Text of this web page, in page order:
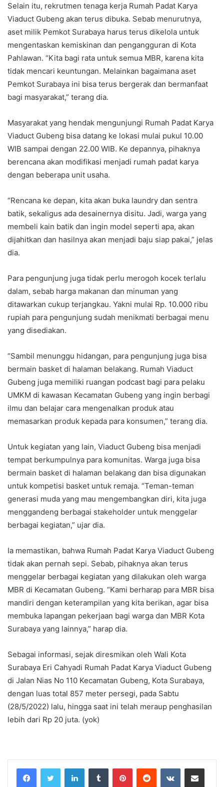
Selain itu, rekrutmen tenaga kerja Rumah Padat Karya
Viaduct Gubeng akan terus dibuka. Sebab menurutnya,
aset milik Pemkot Surabaya harus terus dikelola untuk
mengentaskan kemiskinan dan pengangguran di Kota
Pahlawan. “Kita bagi rata untuk semua MBR, karena kita
tidak mencari keuntungan. Melainkan bagaimana aset
Pemkot Surabaya ini bisa terus bergerak dan bermanfaat
bagi masyarakat,” terang dia.
Masyarakat yang hendak mengunjungi Rumah Padat Karya
Viaduct Gubeng bisa datang ke lokasi mulai pukul 10.00
WIB sampai dengan 22.00 WIB. Ke depannya, pihaknya
berencana akan modifikasi menjadi rumah padat karya
dengan beberapa unit usaha.
“Rencana ke depan, kita akan buka laundry dan sentra
batik, sekaligus ada desainernya disitu. Jadi, warga yang
membeli kain batik dan ingin model seperti apa, akan
dijahitkan dan hasilnya akan menjadi baju siap pakai,” jelas
dia.
Para pengunjung juga tidak perlu merogoh kocek terlalu
dalam, sebab harga makanan dan minuman yang
ditawarkan cukup terjangkau. Yakni mulai Rp. 10.000 ribu
rupiah para pengunjung sudah menikmati berbagai menu
yang disediakan.
“Sambil menunggu hidangan, para pengunjung juga bisa
bermain basket di halaman belakang. Rumah Viaduct
Gubeng juga memiliki ruangan podcast bagi para pelaku
UMKM di kawasan Kecamatan Gubeng yang ingin berbagi
ilmu dan belajar cara mengenalkan produk atau
memasarkan produk kepada para konsumen,” terang dia.
Untuk kegiatan yang lain, Viaduct Gubeng bisa menjadi
tempat berkumpulnya para komunitas. Warga juga bisa
bermain basket di halaman belakang dan bisa digunakan
untuk kompetisi basket untuk remaja. “Teman-teman
generasi muda yang mau mengembangkan diri, kita juga
menggandeng berbagai stakeholder untuk menggelar
berbagai kegiatan,” ujar dia.
Ia memastikan, bahwa Rumah Padat Karya Viaduct Gubeng
tidak akan pernah sepi. Sebab, pihaknya akan terus
menggelar berbagai kegiatan yang dilakukan oleh warga
MBR di Kecamatan Gubeng. “Kami berharap para MBR bisa
mandiri dengan keterampilan yang kita berikan, agar bisa
membuka lapangan pekerjaan bagi warga dan MBR Kota
Surabaya yang lainnya,” harap dia.
Sebagai informasi, sejak diresmikan oleh Wali Kota
Surabaya Eri Cahyadi Rumah Padat Karya Viaduct Gubeng
di Jalan Nias No 110 Kecamatan Gubeng, Kota Surabaya,
dengan luas total 857 meter persegi, pada Sabtu
(28/5/2022) lalu, hingga saat ini telah meraup penghasilan
lebih dari Rp 20 juta. (yok)
LinkedInTumblr PinterestReddit VKontakteShare via Email